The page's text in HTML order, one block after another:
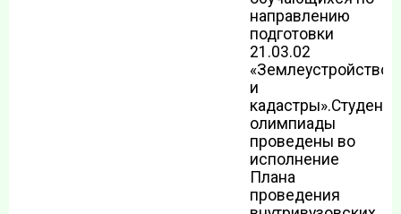
направлению
подготовки
21.03.02
«Землеустройство
и
олимпиады
проведены во
исполнение
Плана
проведения